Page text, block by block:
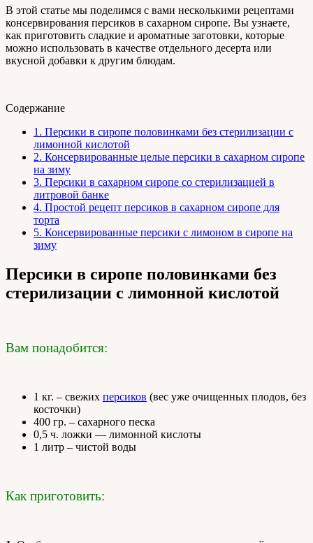
В этой статье мы поделимся с вами несколькими рецептами
консервирования персиков в сахарном сиропе. Вы узнаете,
как приготовить сладкие и ароматные заготовки, которые
можно использовать в качестве отдельного десерта или
вкусной добавки к другим блюдам.
Содержание
1. Персики в сиропе половинками без стерилизации с
лимонной кислотой
2. Консервированные целые персики в сахарном сиропе
на зиму
3. Персики в сахарном сиропе со стерилизацией в
литровой банке
4. Простой рецепт персиков в сахарном сиропе для
торта
5. Консервированные персики с лимоном в сиропе на
зиму
Персики в сиропе половинками без
стерилизации с лимонной кислотой
Вам понадобится:
1 кг. – свежих персиков (вес уже очищенных плодов, без
косточки)
400 гр. – сахарного песка
0,5 ч. ложки — лимонной кислоты
1 литр – чистой воды
Как приготовить: